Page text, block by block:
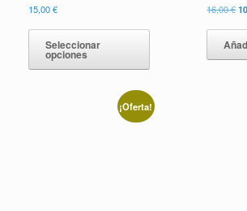
15,00€
Seleccionar
opciones
Este
múltiples
Las
opciones
16,00€El
¡Oferta!